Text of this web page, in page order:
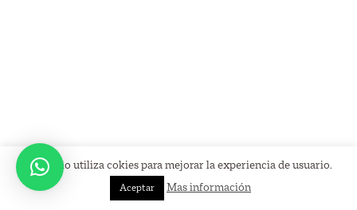
Este sitio utiliza cokies para mejorar la experiencia de usuario.
Aceptar Mas información